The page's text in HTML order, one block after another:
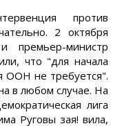
против
2 октября
министр
что "для начала
ООН не требуется".
в любом случае. На
лига
Руговы зая! вила,